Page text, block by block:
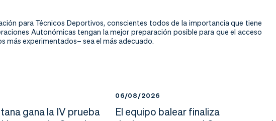
para Técnicos Deportivos, conscientes todos de la importancia que tiene
Autonómicas tengan la mejor preparación posible para que el acceso
más experimentados– sea el más adecuado.
gana la IV prueba
06/08/2026
El equipo balear finaliza